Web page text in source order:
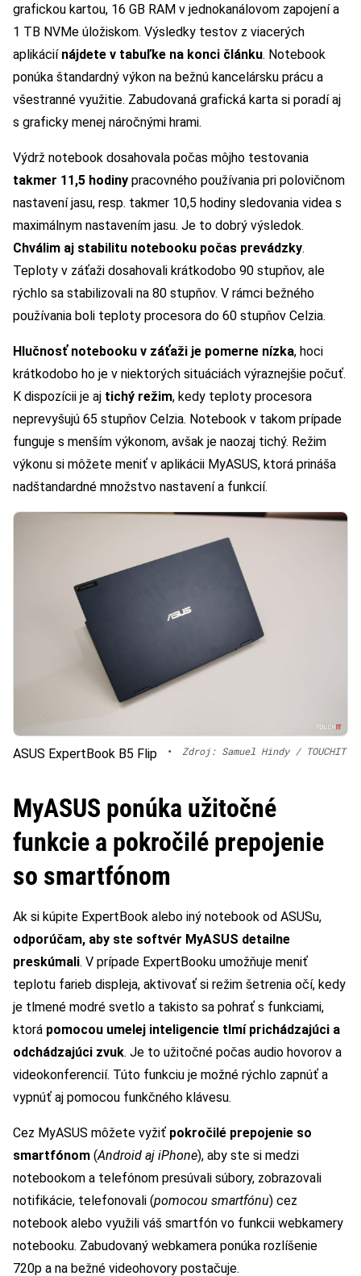
grafickou kartou, 16 GB RAM v jednokanálovom zapojení a
1 TB NVMe úložiskom. Výsledky testov z viacerých
aplikácií nájdete v tabuľke na konci článku. Notebook
ponúka štandardný výkon na bežnú kancelársku prácu a
všestranné využitie. Zabudovaná grafická karta si poradí aj
s graficky menej náročnými hrami.
Výdrž notebook dosahovala počas môjho testovania
takmer 11,5 hodiny pracovného používania pri polovičnom
nastavení jasu, resp. takmer 10,5 hodiny sledovania videa s
maximálnym nastavením jasu. Je to dobrý výsledok.
Chválim aj stabilitu notebooku počas prevádzky.
Teploty v záťaži dosahovali krátkodobo 90 stupňov, ale
rýchlo sa stabilizovali na 80 stupňov. V rámci bežného
používania boli teploty procesora do 60 stupňov Celzia.
Hlučnosť notebooku v záťaži je pomerne nízka, hoci
krátkodobo ho je v niektorých situáciách výraznejšie počuť.
K dispozícii je aj tichý režim, kedy teploty procesora
neprevyšujú 65 stupňov Celzia. Notebook v takom prípade
funguje s menším výkonom, avšak je naozaj tichý. Režim
výkonu si môžete meniť v aplikácii MyASUS, ktorá prináša
nadštandardné množstvo nastavení a funkcií.
ASUS ExpertBook B5 Flip • Zdroj: Samuel Hindy / TOUCHIT
MyASUS ponúka užitočné
funkcie a pokročilé prepojenie
so smartfónom
Ak si kúpite ExpertBook alebo iný notebook od ASUSu,
odporúčam, aby ste softvér MyASUS detailne
preskúmali. V prípade ExpertBooku umožňuje meniť
teplotu farieb displeja, aktivovať si režim šetrenia očí, kedy
je tlmené modré svetlo a takisto sa pohrať s funkciami,
ktorá pomocou umelej inteligencie tlmí prichádzajúci a
odchádzajúci zvuk. Je to užitočné počas audio hovorov a
videokonferencií. Túto funkciu je možné rýchlo zapnúť a
vypnúť aj pomocou funkčného klávesu.
Cez MyASUS môžete vyžiť pokročilé prepojenie so
smartfónom (Android aj iPhone), aby ste si medzi
notebookom a telefónom presúvali súbory, zobrazovali
notifikácie, telefonovali (pomocou smartfónu) cez
notebook alebo využili váš smartfón vo funkcii webkamery
notebooku. Zabudovaný webkamera ponúka rozlíšenie
720p a na bežné videohovory postačuje.